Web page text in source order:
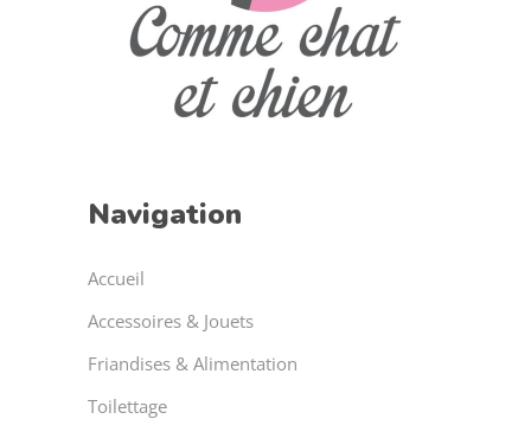
Navigation
Accueil
Accessoires & Jouets
Friandises & Alimentation
Toilettage